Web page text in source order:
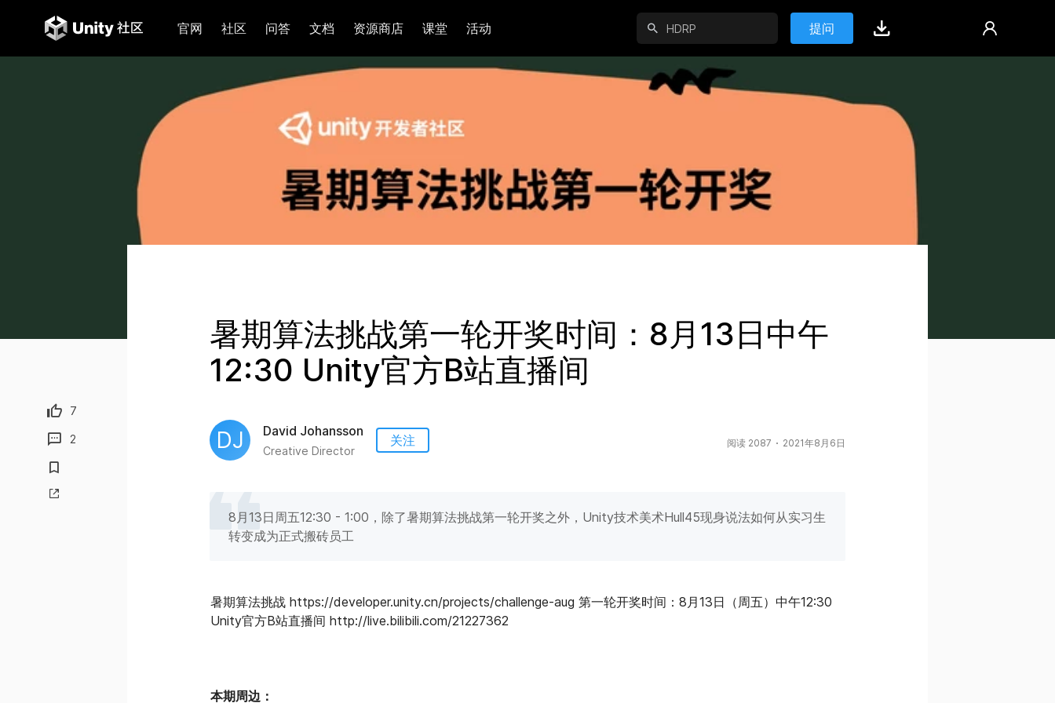
官网 社区 问答 文档 资源商店 课堂 活动 提问
7
2
暑期算法挑战第一轮开奖时间：8月13日中午
12:30 Unity官方B站直播间
DJ David Johansson
Creative Director
关注 阅读 2087 2021年8月6日
8月13日周五12:30 - 1:00，除了暑期算法挑战第一轮开奖之外，Unity技术美术Hull45现身说法如何从实习生
转变成为正式搬砖员工
暑期算法挑战 https://developer.unity.cn/projects/challenge-aug 第一轮开奖时间：8月13日（周五）中午12:30
Unity官方B站直播间 http://live.bilibili.com/21227362
本期周边：